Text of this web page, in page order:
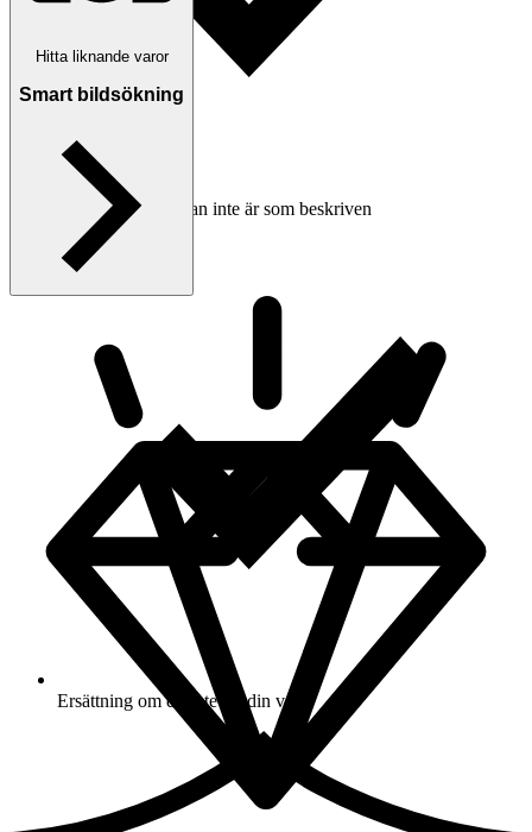
Ersättning om varan inte är som beskriven
Ersättning om du inte får din vara
Hitta liknande varor
Smart bildsökning